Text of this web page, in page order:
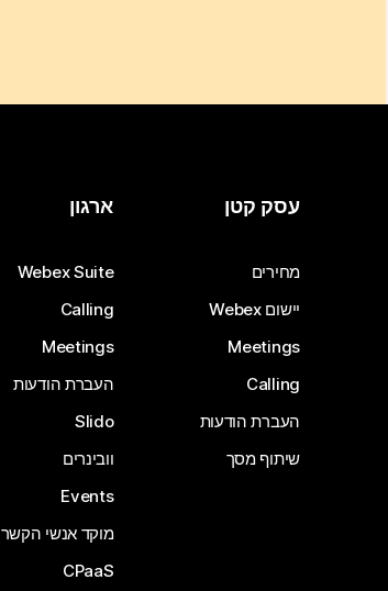
עסק קטן
מחירים
יישום Webex
Meetings
Calling
העברת הודעות
שיתוף מסך
ארגון
Webex Suite
Calling
Meetings
העברת הודעות
Slido
וובינרים
Events
מוקד אנשי הקשר
CPaaS